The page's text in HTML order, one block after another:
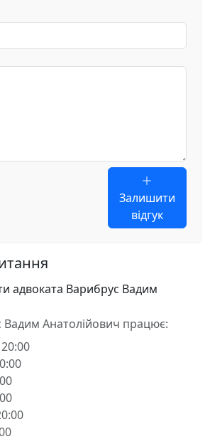
Залишити
відгук
адвоката Варибрус Вадим
Вадим Анатолійович працює: